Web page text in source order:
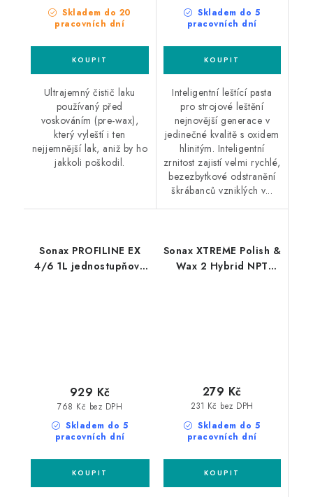
Skladem do 20
pracovních dní
Ultrajemný čistič laku
používaný před
voskováním (pre-wax),
který vyleští i ten
nejjemnější lak, aniž by ho
jakkoli poškodil.
Skladem do 5
pracovních dní
Inteligentní leštící pasta
pro strojové leštění
nejnovější generace v
jedinečné kvalitě s oxidem
hlinitým. Inteligentní
zrnitost zajistí velmi rychlé,
bezezbytkové odstranění
škrábanců vzniklých v...
Sonax PROFILINE EX
4/6 1L jednostupňová
Skladem do 5
pracovních dní
768 Kč bez DPH
929 Kč
Sonax XTREME Polish &
Wax 2 Hybrid NPT
Skladem do 5
pracovních dní
231 Kč bez DPH
279 Kč